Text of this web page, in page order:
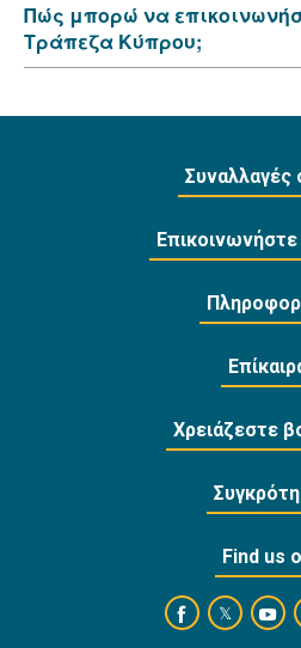
Πώς μπορώ να
Τράπεζα Κύπρου;
Συναλλαγές
Χρειάζεστε
Find us
https://
https://